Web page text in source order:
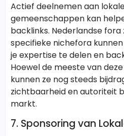
Actief deelnemen aan
gemeenschappen kan
backlinks. Nederlandse fora
specifieke nichefora
je expertise te delen en
Hoewel de meeste van deze
kunnen ze nog steeds
zichtbaarheid en autoriteit
markt.
7. Sponsoring van